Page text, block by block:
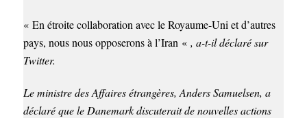
« En étroite collaboration avec le Royaume-Uni et d’autres
pays, nous nous opposerons à l’Iran «, a-t-il déclaré sur
Twitter.
Le ministre des Affaires étrangères, Anders Samuelsen, a
déclaré que le Danemark discuterait de nouvelles actions